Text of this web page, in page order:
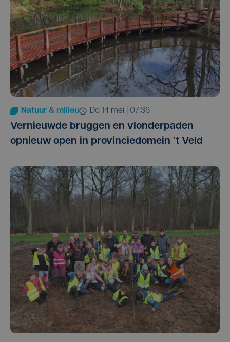
Natuur & milieu do 14 mei | 07:36
Vernieuwde bruggen en vlonderpaden
opnieuw open in provinciedomein ’t Veld